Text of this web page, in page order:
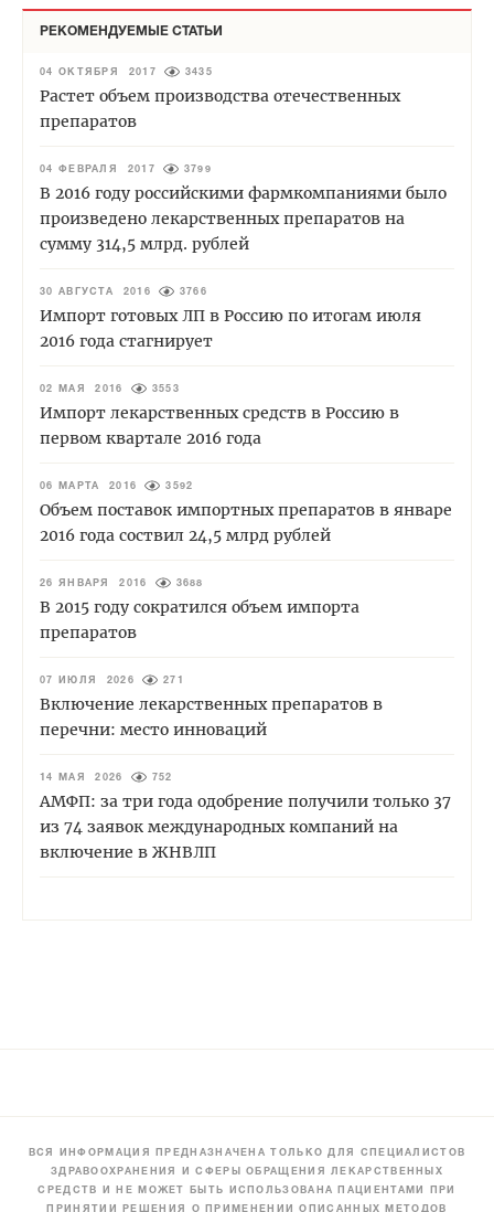
РЕКОМЕНДУЕМЫЕ СТАТЬИ
04 ОКТЯБРЯ 2017 3435
Растет объем производства отечественных
препаратов
04 ФЕВРАЛЯ 2017 3799
В 2016 году российскими фармкомпаниями было
произведено лекарственных препаратов на
сумму 314,5 млрд. рублей
30 АВГУСТА 2016 3766
Импорт готовых ЛП в Россию по итогам июля
2016 года стагнирует
02 МАЯ 2016 3553
Импорт лекарственных средств в Россию в
первом квартале 2016 года
06 МАРТА 2016 3592
Объем поставок импортных препаратов в январе
2016 года соствил 24,5 млрд рублей
26 ЯНВАРЯ 2016 3688
В 2015 году сократился объем импорта
препаратов
07 ИЮЛЯ 2026 271
Включение лекарственных препаратов в
перечни: место инноваций
14 МАЯ 2026 752
АМФП: за три года одобрение получили только 37
из 74 заявок международных компаний на
включение в ЖНВЛП
ВСЯ ИНФОРМАЦИЯ ПРЕДНАЗНАЧЕНА ТОЛЬКО ДЛЯ СПЕЦИАЛИСТОВ
ЗДРАВООХРАНЕНИЯ И СФЕРЫ ОБРАЩЕНИЯ ЛЕКАРСТВЕННЫХ
СРЕДСТВ И НЕ МОЖЕТ БЫТЬ ИСПОЛЬЗОВАНА ПАЦИЕНТАМИ ПРИ
ПРИНЯТИИ РЕШЕНИЯ О ПРИМЕНЕНИИ ОПИСАННЫХ МЕТОДОВ